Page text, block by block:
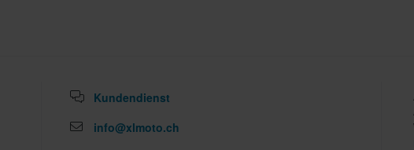
Kundendienst
info@xlmoto.ch